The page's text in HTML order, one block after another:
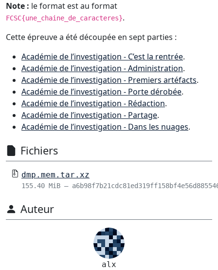
Note : le format est au format
FCSC{une_chaine_de_caracteres}.
Cette épreuve a été découpée en sept parties :
Académie de l’investigation - C’est la rentrée.
Académie de l’investigation - Administration.
Académie de l’investigation - Premiers artéfacts.
Académie de l’investigation - Porte dérobée.
Académie de l’investigation - Rédaction.
Académie de l’investigation - Partage.
Académie de l’investigation - Dans les nuages.
Fichiers
dmp.mem.tar.xz
155.40 MiB –
Auteur
alx